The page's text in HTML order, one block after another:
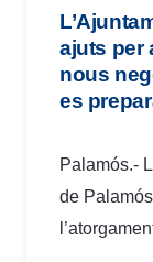
ajuts per
nous
es
Palamós.-
de